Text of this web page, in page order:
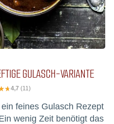
GULASCH-VARIANTE
4,7 (11)
feines Gulasch Rezept
wenig Zeit benötigt das